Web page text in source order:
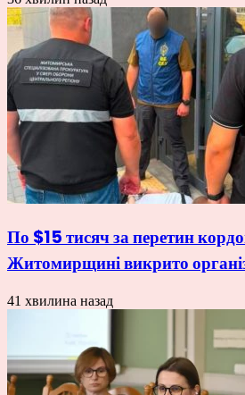
По $15 тисяч за перетин
Житомирщині викрито
41 хвилина назад